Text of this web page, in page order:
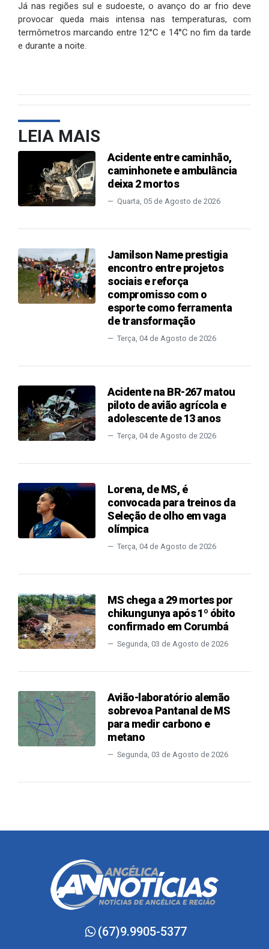
Já nas regiões sul e sudoeste, o avanço do ar frio deve
provocar queda mais intensa nas temperaturas, com
termômetros marcando entre 12°C e 14°C no fim da tarde
e durante a noite.
LEIA MAIS
Acidente entre caminhão,
caminhonete e ambulância
deixa 2 mortos
Quarta, 05 de Agosto de 2026
Jamilson Name prestigia
encontro entre projetos
sociais e reforça
compromisso com o
esporte como ferramenta
de transformação
Terça, 04 de Agosto de 2026
Acidente na BR-267 matou
piloto de avião agrícola e
adolescente de 13 anos
Terça, 04 de Agosto de 2026
Lorena, de MS, é
convocada para treinos da
Seleção de olho em vaga
olímpica
Terça, 04 de Agosto de 2026
MS chega a 29 mortes por
chikungunya após 1º óbito
confirmado em Corumbá
Segunda, 03 de Agosto de 2026
Avião-laboratório alemão
sobrevoa Pantanal de MS
para medir carbono e
metano
Segunda, 03 de Agosto de 2026
(67)9.9905-5377